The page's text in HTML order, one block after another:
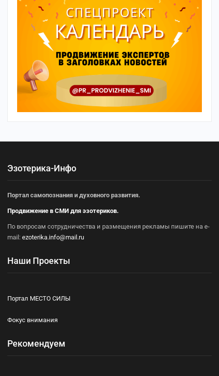
Эзотерика-Инфо
Портал самопознания и духовного развития.
Продвижение в СМИ для эзотериков.
По вопросам сотрудничества и размещения рекламы пишите на e-
mail: ezoterika.info@mail.ru
Наши Проекты
Портал МЕСТО СИЛЫ
Фокус внимания
Рекомендуем